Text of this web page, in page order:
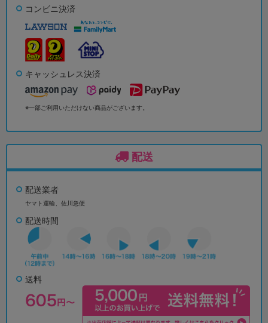
コンビニ決済
キャッシュレス決済
※一部ご利用いただけない商品がございます。
配送
配送業者
ヤマト運輸、佐川急便
配送時間
送料